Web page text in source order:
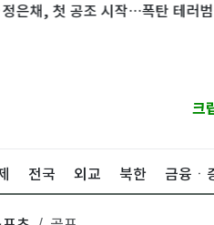
공조 시작…폭탄 테러범 향한 역
크
전국 외교 북한 금융ㆍ